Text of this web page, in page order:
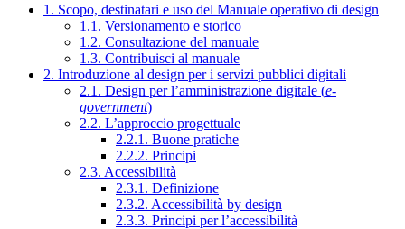
1. Scopo, destinatari e uso del Manuale operativo di design
1.1. Versionamento e storico
1.2. Consultazione del manuale
1.3. Contribuisci al manuale
2. Introduzione al design per i servizi pubblici digitali
2.1. Design per l’amministrazione digitale (e-
government)
2.2. L’approccio progettuale
2.2.1. Buone pratiche
2.2.2. Principi
2.3. Accessibilità
2.3.1. Definizione
2.3.2. Accessibilità by design
2.3.3. Principi per l’accessibilità